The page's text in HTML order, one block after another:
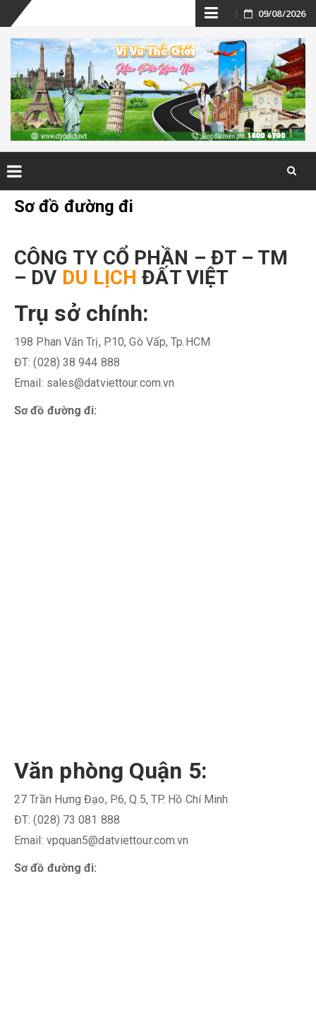
Skip
to
content
09/08/2026
SkipSơ đồ đường đi
CÔNG TY CỔ PHẦN – ĐT – TM
– DV DU LỊCH ĐẤT VIỆT
Trụ sở chính:
198 Phan Văn Trị, P.10, Gò Vấp, Tp.HCM
ĐT: (028) 38 944 888
Email: sales@datviettour.com.vn
Sơ đồ đường đi:
Văn phòng Quận 5:
27 Trần Hưng Đạo, P.6, Q.5, TP. Hồ Chí Minh
ĐT: (028) 73 081 888
Email: vpquan5@datviettour.com.vn
Sơ đồ đường đi: